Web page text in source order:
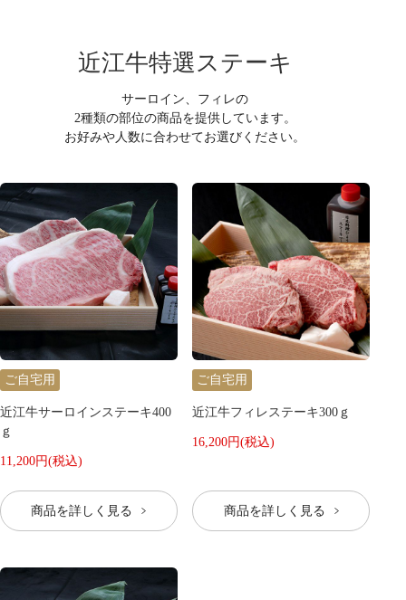
近江牛特選ステーキ
サーロイン、フィレの
2種類の部位の商品を提供しています。
お好みや人数に合わせてお選びください。
ご自宅用
近江牛サーロインステーキ400
ｇ
11,200円(税込)
商品を詳しく見る
ご自宅用
近江牛フィレステーキ300ｇ
16,200円(税込)
商品を詳しく見る